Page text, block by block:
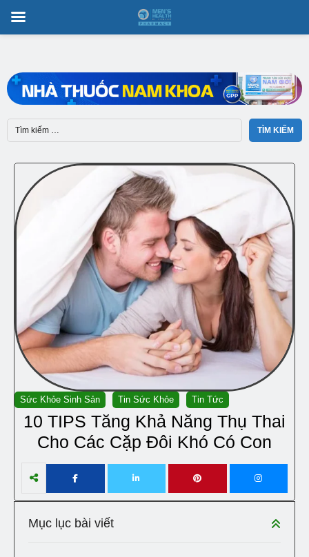
Sức Khỏe Sinh Sản Tin Sức Khỏe Tin Tức
10 TIPS Tăng Khả Năng Thụ Thai
Cho Các Cặp Đôi Khó Có Con
Mục lục bài viết